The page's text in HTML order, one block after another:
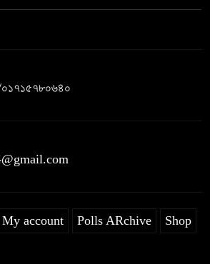
My account Polls ARchive Shop